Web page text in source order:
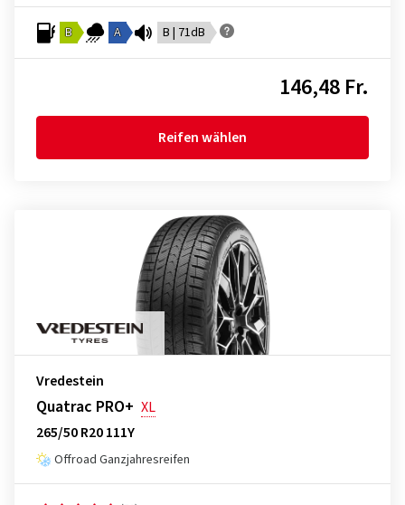
B A B | 71dB
146,48 Fr.
Reifen wählen
Vredestein
Quatrac PRO+ XL
265/50 R20 111Y
Offroad Ganzjahresreifen